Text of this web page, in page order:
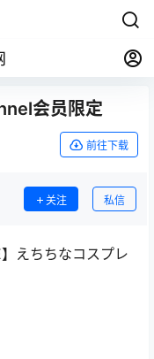
会员限定
前往下载
关注 私信
えちちなコスプレ